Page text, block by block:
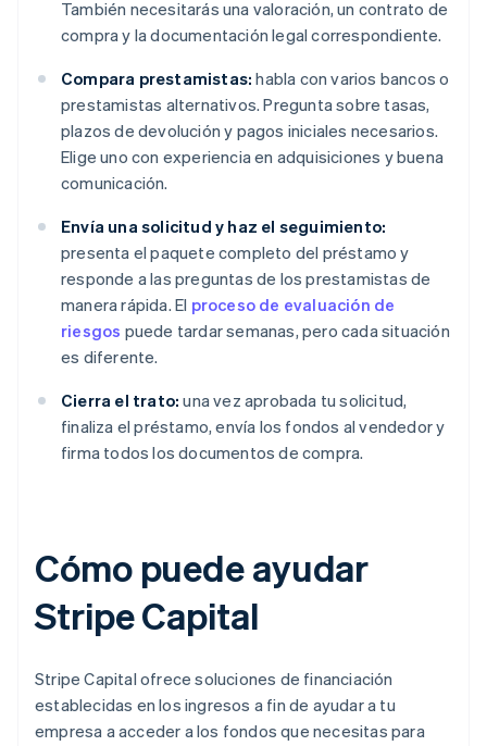
También necesitarás una valoración, un contrato de
compra y la documentación legal correspondiente.
Compara prestamistas: habla con varios bancos o
prestamistas alternativos. Pregunta sobre tasas,
plazos de devolución y pagos iniciales necesarios.
Elige uno con experiencia en adquisiciones y buena
comunicación.
Envía una solicitud y haz el seguimiento:
presenta el paquete completo del préstamo y
responde a las preguntas de los prestamistas de
manera rápida. El proceso de evaluación de
riesgos puede tardar semanas, pero cada situación
es diferente.
Cierra el trato: una vez aprobada tu solicitud,
finaliza el préstamo, envía los fondos al vendedor y
firma todos los documentos de compra.
Cómo puede ayudar
Stripe Capital
Stripe Capital ofrece soluciones de financiación
establecidas en los ingresos a fin de ayudar a tu
empresa a acceder a los fondos que necesitas para